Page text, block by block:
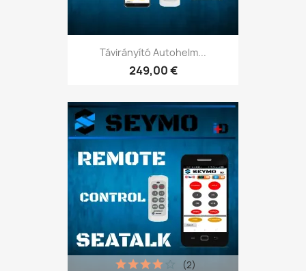
Távirányító Autohelm...
249,00 €
(2)